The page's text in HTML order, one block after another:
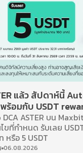
แล้ว สัปดาห์นี้
ร้อมกับ USDT
ASTER บน
ขที่กำหนด รับเลย
หรือ 5 USDT
06.08.2026